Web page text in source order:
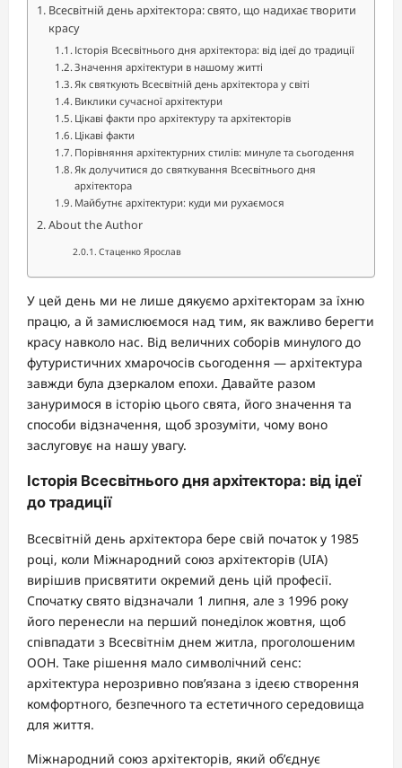
Всесвітній день архітектора: свято, що надихає творити
красу
Історія Всесвітнього дня архітектора: від ідеї до традиції
Значення архітектури в нашому житті
Як святкують Всесвітній день архітектора у світі
Виклики сучасної архітектури
Цікаві факти про архітектуру та архітекторів
Цікаві факти
Порівняння архітектурних стилів: минуле та сьогодення
Як долучитися до святкування Всесвітнього дня
архітектора
Майбутнє архітектури: куди ми рухаємося
About the Author
Стаценко Ярослав
У цей день ми не лише дякуємо архітекторам за їхню
працю, а й замислюємося над тим, як важливо берегти
красу навколо нас. Від величних соборів минулого до
футуристичних хмарочосів сьогодення — архітектура
завжди була дзеркалом епохи. Давайте разом
зануримося в історію цього свята, його значення та
способи відзначення, щоб зрозуміти, чому воно
заслуговує на нашу увагу.
Історія Всесвітнього дня архітектора: від ідеї
до традиції
Всесвітній день архітектора бере свій початок у 1985
році, коли Міжнародний союз архітекторів (UIA)
вирішив присвятити окремий день цій професії.
Спочатку свято відзначали 1 липня, але з 1996 року
його перенесли на перший понеділок жовтня, щоб
співпадати з Всесвітнім днем житла, проголошеним
ООН. Таке рішення мало символічний сенс:
архітектура нерозривно пов’язана з ідеєю створення
комфортного, безпечного та естетичного середовища
для життя.
Міжнародний союз архітекторів, який об’єднує